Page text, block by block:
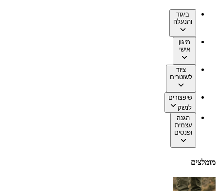
ביגוד
והנעלה
מיגון
אישי
ציוד
לשוטרים
שיפצורים
לנשק
הגנה
עצמית
ופנסים
מומלצים